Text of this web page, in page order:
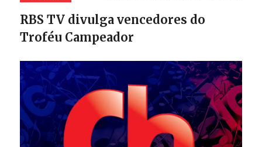
RBS TV divulga vencedores do
Troféu Campeador